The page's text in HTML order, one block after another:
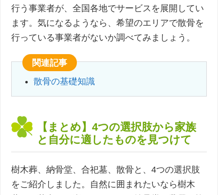
行う事業者が、全国各地でサービスを展開してい
ます。気になるようなら、希望のエリアで散骨を
行っている事業者がないか調べてみましょう。
関連記事
散骨の基礎知識
【まとめ】4つの選択肢から家族
と自分に適したものを見つけて
樹木葬、納骨堂、合祀墓、散骨と、4つの選択肢
をご紹介しました。自然に囲まれたいなら樹木